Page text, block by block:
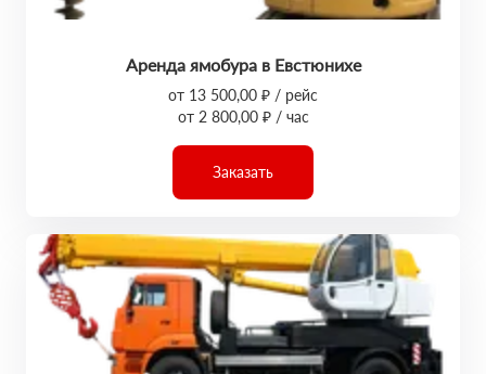
Аренда ямобура в Евстюнихе
от 13 500,00 ₽ / рейс
от 2 800,00 ₽ / час
Заказать